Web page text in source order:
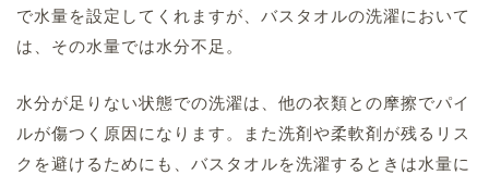
で水量を設定してくれますが、バスタオルの洗濯において
は、その水量では水分不足。
水分が足りない状態での洗濯は、他の衣類との摩擦でパイ
ルが傷つく原因になります。また洗剤や柔軟剤が残るリス
クを避けるためにも、バスタオルを洗濯するときは水量に